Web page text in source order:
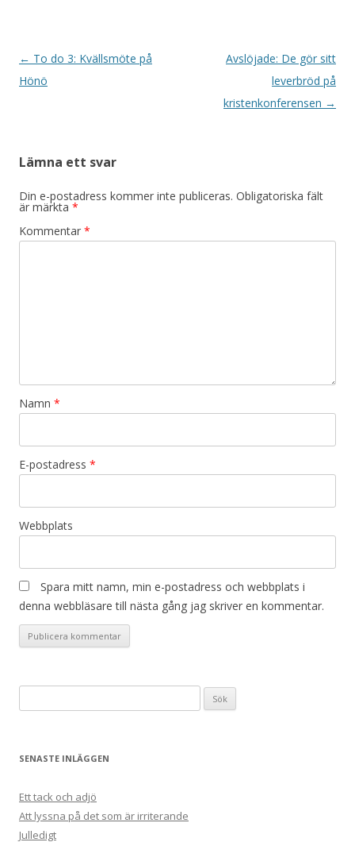
Inläggsnavigering
← To do 3: Kvällsmöte på
Hönö
Avslöjade: De gör sitt
leverbröd på
kristenkonferensen →
Lämna ett svar
Din e-postadress kommer inte publiceras. Obligatoriska fält
är märkta *
Kommentar *
Namn *
E-postadress *
Webbplats
Spara mitt namn, min e-postadress och webbplats i
denna webbläsare till nästa gång jag skriver en kommentar.
efter:
SENASTE INLÄGGEN
Ett tack och adjö
Att lyssna på det som är irriterande
Julledigt